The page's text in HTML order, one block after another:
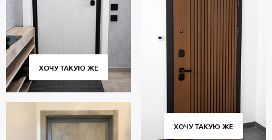
ХОЧУ ТАКУЮ ЖЕ
ХОЧУ ТАКУЮ ЖЕ